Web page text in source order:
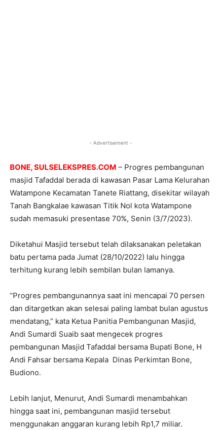
- Advertisement -
BONE, SULSELEKSPRES.COM – Progres pembangunan
masjid Tafaddal berada di kawasan Pasar Lama Kelurahan
Watampone Kecamatan Tanete Riattang, disekitar wilayah
Tanah Bangkalae kawasan Titik Nol kota Watampone
sudah memasuki presentase 70%, Senin (3/7/2023).
Diketahui Masjid tersebut telah dilaksanakan peletakan
batu pertama pada Jumat (28/10/2022) lalu hingga
terhitung kurang lebih sembilan bulan lamanya.
“Progres pembangunannya saat ini mencapai 70 persen
dan ditargetkan akan selesai paling lambat bulan agustus
mendatang,” kata Ketua Panitia Pembangunan Masjid,
Andi Sumardi Suaib saat mengecek progres
pembangunan Masjid Tafaddal bersama Bupati Bone, H
Andi Fahsar bersama Kepala Dinas Perkimtan Bone,
Budiono.
Lebih lanjut, Menurut, Andi Sumardi menambahkan
hingga saat ini, pembangunan masjid tersebut
menggunakan anggaran kurang lebih Rp1,7 miliar.